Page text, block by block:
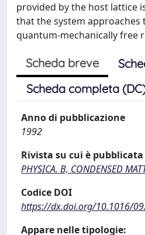
provided by the host lattice
that the system approaches
quantum-mechanically free
Scheda breve
Scheda completa
Anno di pubblicazione
1992
Rivista su cui è
PHYSICA. B, CONDENSED
Codice DOI
https://dx.doi.org/10.1016/
Appare nelle tipologie: